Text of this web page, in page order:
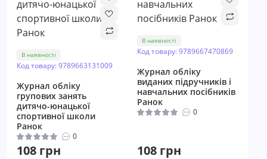
В наявності
Код товару: 9789663131009
Журнал обліку
групових занять
дитячо-юнацької
спортивної школи
Ранок
0
108 грн
В наявності
Код товару: 9789667470869
Журнал обліку
виданих підручників і
навчальних посібників
Ранок
0
108 грн